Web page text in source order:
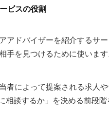
ビスの役割
アドバイザーを紹介するサ
手を見つけるために使います
者によって提案される求人
相談するか」を決める前段